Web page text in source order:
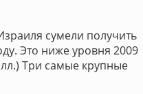
сумели получить
Это ниже уровня 2009
Три самые крупные